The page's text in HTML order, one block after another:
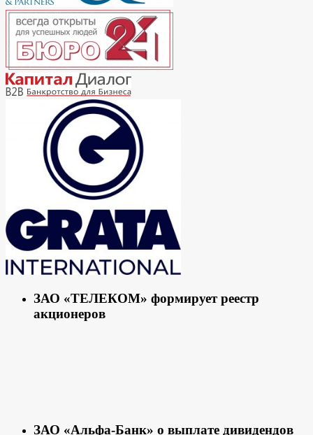
ЗАО «ТЕЛЕКОМ» формирует реестр
акционеров
ЗАО «Альфа-Банк» о выплате дивидендов